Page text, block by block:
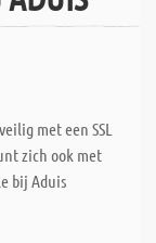
met een SSL
zich ook met
bij Aduis